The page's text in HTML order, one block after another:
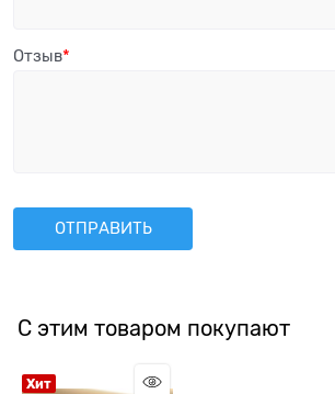
Отзыв
С этим товаром покупают
Хит